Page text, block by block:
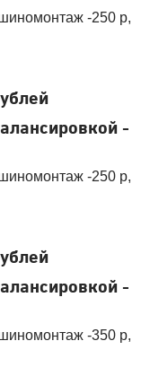
-250 р,
-
-250 р,
-
-350 р,